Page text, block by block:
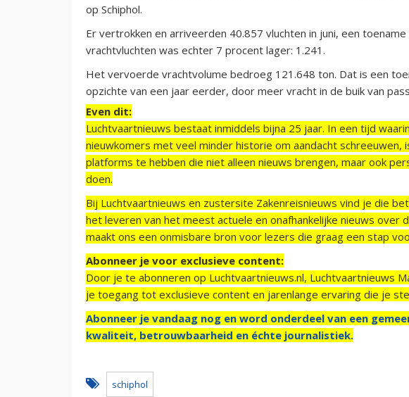
op Schiphol.
Er vertrokken en arriveerden 40.857 vluchten in juni, een
vrachtvluchten was echter 7 procent lager: 1.241.
Het vervoerde vrachtvolume bedroeg 121.648 ton. Dat is een
opzichte van een jaar eerder, door meer vracht in de buik van
Even dit:
Luchtvaartnieuws bestaat inmiddels bijna 25 jaar. In een tijd
nieuwkomers met veel minder historie om aandacht
platforms te hebben die niet alleen nieuws brengen, maar ook
doen.
Bij Luchtvaartnieuws en zustersite Zakenreisnieuws vind je die
het leveren van het meest actuele en onafhankelijke nieuws over
maakt ons een onmisbare bron voor lezers die graag een stap
Abonneer je voor exclusieve content:
Door je te abonneren op Luchtvaartnieuws.nl, Luchtvaartnieuws
je toegang tot exclusieve content en jarenlange ervaring die je
Abonneer je vandaag nog en word onderdeel van een
kwaliteit, betrouwbaarheid en échte journalistiek.
schiphol